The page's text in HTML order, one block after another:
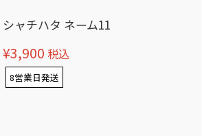
シャチハタ ネーム11
¥3,900 税込
8営業日発送